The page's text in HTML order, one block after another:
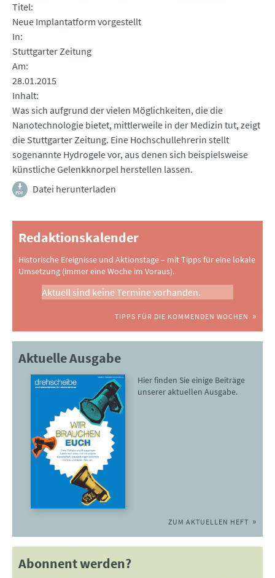
Titel
Neue Implantatform vorgestellt
In
Stuttgarter Zeitung
Am
28.01.2015
Inhalt
Was sich aufgrund der vielen Möglichkeiten, die die
Nanotechnologie bietet, mittlerweile in der Medizin tut, zeigt
die Stuttgarter Zeitung. Eine Hochschullehrerin stellt
sogenannte Hydrogele vor, aus denen sich beispielsweise
künstliche Gelenkknorpel herstellen lassen.
Datei herunterladen
Redaktionskalender
Historische Ereignisse und Aktionstage – mit Tipps für eine lokale
Umsetzung (immer eine Woche im Voraus).
Aktuell sind keine Termine vorhanden.
TIPPS FÜR DIE KOMMENDEN WOCHEN
Aktuelle Ausgabe
Hier finden Sie einige Beiträge
unserer aktuellen Ausgabe.
ZUM AKTUELLEN HEFT
Abonnent werden?